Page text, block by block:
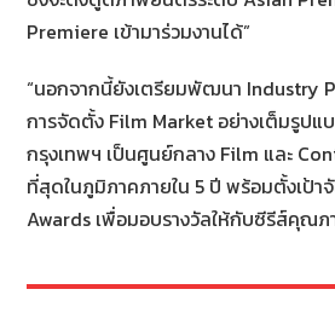
Premiere เข้ามาร่วมงานได้”
“นอกจากนี้ยังเตรียมพัฒนา Industry
การจัดตั้ง Film Market อย่างเต็มรูปแ
กรุงเทพฯ เป็นศูนย์กลาง Film และ
ที่สุดในภูมิภาคภายใน 5 ปี พร้อมตั้งเป้า
Awards เพื่อมอบรางวัลให้กับซีรีส์คุณภ